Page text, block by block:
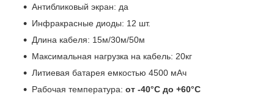
Антибликовый экран: да
Инфракрасные диоды: 12 шт.
Длина кабеля: 15м/30м/50м
Максимальная нагрузка на кабель: 20кг
Литиевая батарея емкостью 4500 мАч
Рабочая температура: от -40°С до +60°С